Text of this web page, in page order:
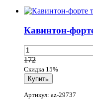
Кавинтон-
172
Скидка 15%
Артикул: az-29737